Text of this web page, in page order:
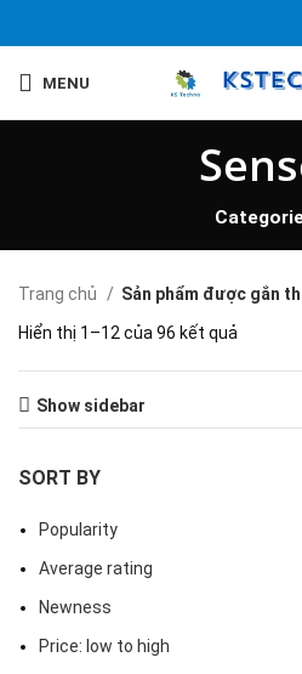
MENU
Trang chủ
Sản phẩm được gắn
Hiển thị 1–12 của 96 kết quả
Show sidebar
SORT BY
Popularity
Average rating
Newness
Price: low to high